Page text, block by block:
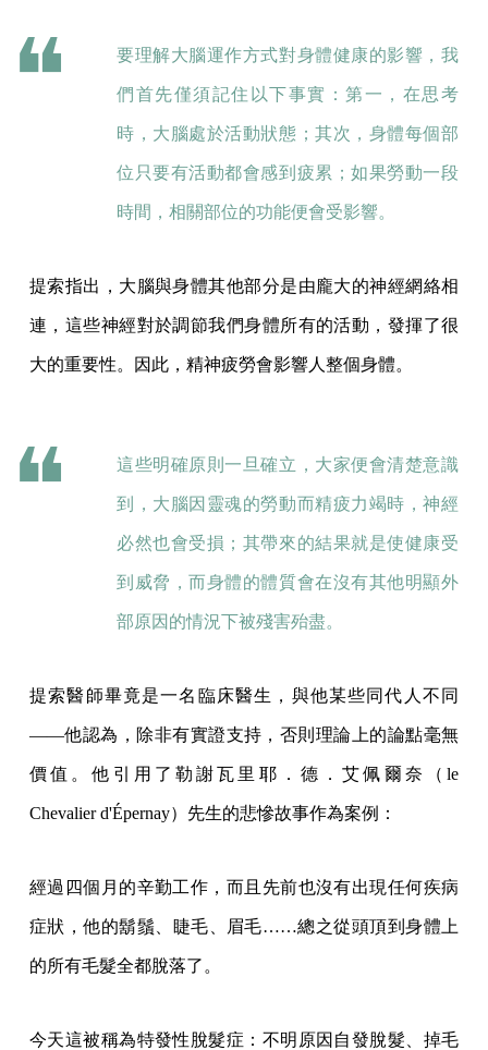
要理解大腦運作方式對身體健康的影響，我
們首先僅須記住以下事實：第一，在思考
時，大腦處於活動狀態；其次，身體每個部
位只要有活動都會感到疲累；如果勞動一段
時間，相關部位的功能便會受影響。
提索指出，大腦與身體其他部分是由龐大的神經網絡相
連，這些神經對於調節我們身體所有的活動，發揮了很
大的重要性。因此，精神疲勞會影響人整個身體。
這些明確原則一旦確立，大家便會清楚意識
到，大腦因靈魂的勞動而精疲力竭時，神經
必然也會受損；其帶來的結果就是使健康受
到威脅，而身體的體質會在沒有其他明顯外
部原因的情況下被殘害殆盡。
提索醫師畢竟是一名臨床醫生，與他某些同代人不同
——他認為，除非有實證支持，否則理論上的論點毫無
價值。他引用了勒謝瓦里耶．德．艾佩爾奈（le
Chevalier d'Épernay）先生的悲慘故事作為案例：
經過四個月的辛勤工作，而且先前也沒有出現任何疾病
症狀，他的鬍鬚、睫毛、眉毛……總之從頭頂到身體上
的所有毛髮全都脫落了。
今天這被稱為特發性脫髮症：不明原因自發脫髮、掉毛